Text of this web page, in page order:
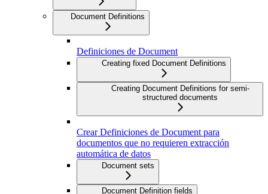
Document Definitions
Definiciones de Document
Creating fixed Document Definitions
Creating Document Definitions for semi-
structured documents
Crear Definiciones de Document para
documentos que no requieren extracción
automática de datos
Document sets
Document Definition fields